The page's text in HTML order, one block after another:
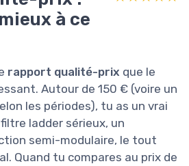
à ce
rapport qualité-prix que le
Autour de 150 € (voire un
les périodes), tu as un vrai
ladder sérieux, un
semi-modulaire, le tout
Quand tu compares au prix de